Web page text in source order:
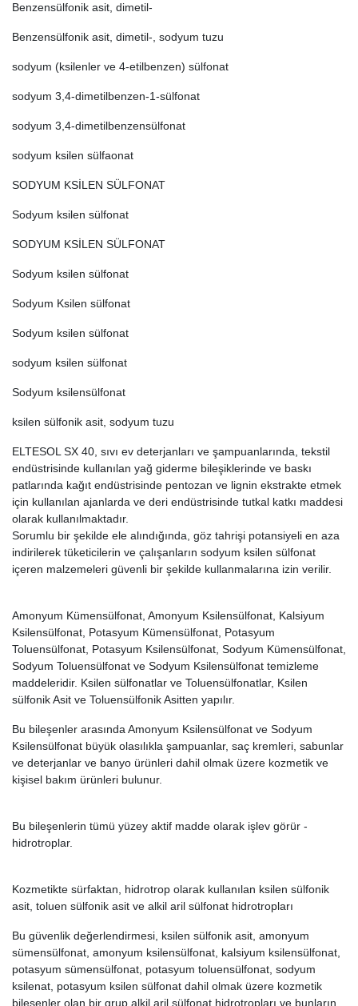
Benzensülfonik asit, dimetil-
Benzensülfonik asit, dimetil-, sodyum tuzu
sodyum (ksilenler ve 4-etilbenzen) sülfonat
sodyum 3,4-dimetilbenzen-1-sülfonat
sodyum 3,4-dimetilbenzensülfonat
sodyum ksilen sülfaonat
SODYUM KSİLEN SÜLFONAT
Sodyum ksilen sülfonat
SODYUM KSİLEN SÜLFONAT
Sodyum ksilen sülfonat
Sodyum Ksilen sülfonat
Sodyum ksilen sülfonat
sodyum ksilen sülfonat
Sodyum ksilensülfonat
ksilen sülfonik asit, sodyum tuzu
ELTESOL SX 40, sıvı ev deterjanları ve şampuanlarında, tekstil
endüstrisinde kullanılan yağ giderme bileşiklerinde ve baskı
patlarında kağıt endüstrisinde pentozan ve lignin ekstrakte etmek
için kullanılan ajanlarda ve deri endüstrisinde tutkal katkı maddesi
olarak kullanılmaktadır.
Sorumlu bir şekilde ele alındığında, göz tahrişi potansiyeli en aza
indirilerek tüketicilerin ve çalışanların sodyum ksilen sülfonat
içeren malzemeleri güvenli bir şekilde kullanmalarına izin verilir.
Amonyum Kümensülfonat, Amonyum Ksilensülfonat, Kalsiyum
Ksilensülfonat, Potasyum Kümensülfonat, Potasyum
Toluensülfonat, Potasyum Ksilensülfonat, Sodyum Kümensülfonat,
Sodyum Toluensülfonat ve Sodyum Ksilensülfonat temizleme
maddeleridir. Ksilen sülfonatlar ve Toluensülfonatlar, Ksilen
sülfonik Asit ve Toluensülfonik Asitten yapılır.
Bu bileşenler arasında Amonyum Ksilensülfonat ve Sodyum
Ksilensülfonat büyük olasılıkla şampuanlar, saç kremleri, sabunlar
ve deterjanlar ve banyo ürünleri dahil olmak üzere kozmetik ve
kişisel bakım ürünleri bulunur.
Bu bileşenlerin tümü yüzey aktif madde olarak işlev görür -
hidrotroplar.
Kozmetikte sürfaktan, hidrotrop olarak kullanılan ksilen sülfonik
asit, toluen sülfonik asit ve alkil aril sülfonat hidrotropları
Bu güvenlik değerlendirmesi, ksilen sülfonik asit, amonyum
sümensülfonat, amonyum ksilensülfonat, kalsiyum ksilensülfonat,
potasyum sümensülfonat, potasyum toluensülfonat, sodyum
ksilenat, potasyum ksilen sülfonat dahil olmak üzere kozmetik
bileşenler olan bir grup alkil aril sülfonat hidrotropları ve bunların